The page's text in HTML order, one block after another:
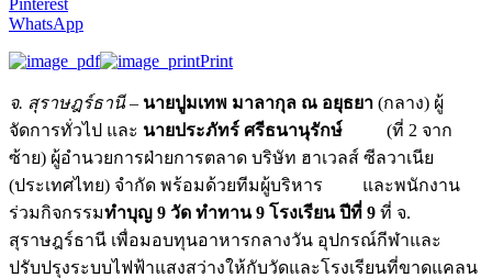
WhatsApp
Print
จ. สุราษฎร์ธานี– นายปูมเทพ มาลากุล ณ อยุธยา (กลาง) ผู้
จัดการทั่วไป และ นายประภัทร์ ศรีธนานุรักษ์ (ที่ 2 จาก
ซ้าย) ผู้อำนวยการฝ่ายการตลาด บริษัท ฮาเวลส์ ซีลวาเนีย
(ประเทศไทย) จำกัด พร้อมด้วยทีมผู้บริหาร และพนักงาน
ร่วมกิจกรรมทำบุญ 9 วัด ทำทาน 9 โรงเรียน ปีที่ 9 ที่ จ.
สุราษฎร์ธานี เพื่อมอบทุนอาหารกลางวัน อุปกรณ์กีฬาและ
ปรับปรุงระบบไฟฟ้าแสงสว่างให้กับวัดและโรงเรียนที่ขาดแคลน